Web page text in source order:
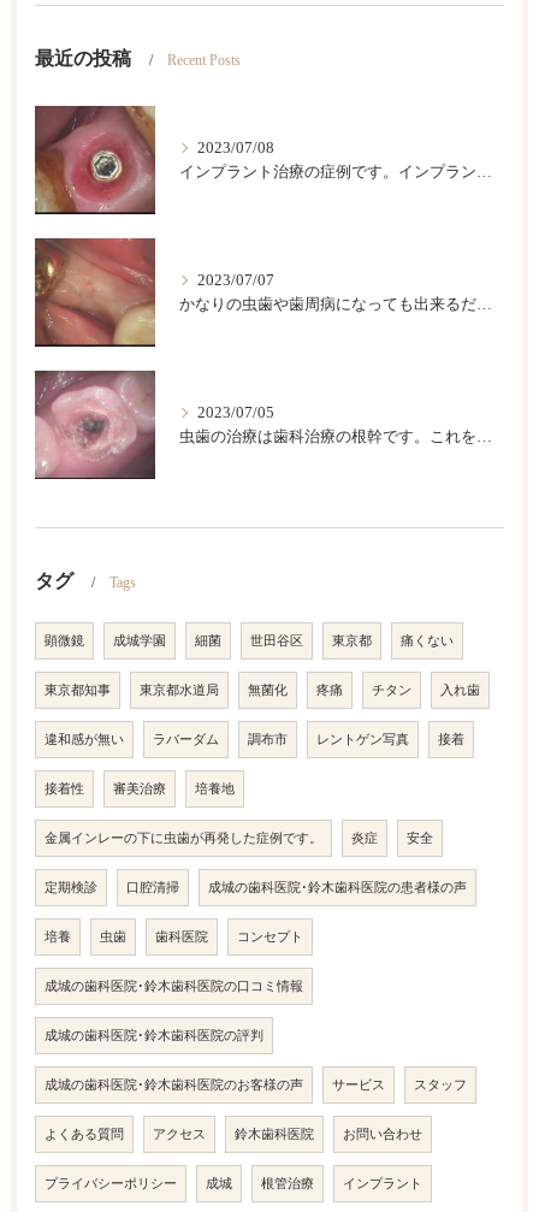
最近の投稿 Recent Posts
2023/07/08
インプラント治療の症例です。インプラントは歯が欠損した後のベストの治療法です。
2023/07/07
かなりの虫歯や歯周病になっても出来るだけ歯は保存したいですが、歯をどうしても抜かなければならない場合があります。このような時に伝統的な入れ歯やブリッジなどによって欠損部を回復する方法がありますが、条件が合えば、インプラント治療が一番具合が良い治療法です。
2023/07/05
虫歯の治療は歯科治療の根幹です。これを精密にして歯の寿命を長くしましょう。
タグ Tags
顕微鏡 成城学園 細菌 世田谷区 東京都 痛くない
東京都知事 東京都水道局 無菌化 疼痛 チタン 入れ歯
違和感が無い ラバーダム 調布市 レントゲン写真 接着
接着性 審美治療 培養地
金属インレーの下に虫歯が再発した症例です。 炎症 安全
定期検診 口腔清掃 成城の歯科医院･鈴木歯科医院の患者様の声
培養 虫歯 歯科医院 コンセプト
成城の歯科医院･鈴木歯科医院の口コミ情報
成城の歯科医院･鈴木歯科医院の評判
成城の歯科医院･鈴木歯科医院のお客様の声 サービス スタッフ
よくある質問 アクセス 鈴木歯科医院 お問い合わせ
プライバシーポリシー 成城 根管治療 インプラント